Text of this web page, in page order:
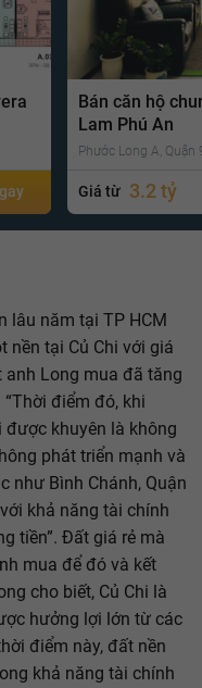
Bán căn hộ
Lam Phú An
Phước Long A, Quận
Giá từ 3.2 tỷ
lâu năm tại TP HCM
nền tại Củ Chi với giá
Long mua đã tăng
điểm đó, khi
được khuyên là không
phát triển mạnh và
như Bình Chánh, Quận
khả năng tài chính
tiền”. Đất giá rẻ mà
mua để đó và kết
cho biết, Củ Chi là
hưởng lợi lớn từ các
điểm này, đất nền
khả năng tài chính